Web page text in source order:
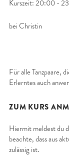
Kurszeit: 20:00 -
bei Christin
Für alle Tanzpaare,
Erlerntes auch
ZUM KURS
Hiermit meldest du
beachte, dass aus
zulässig ist.